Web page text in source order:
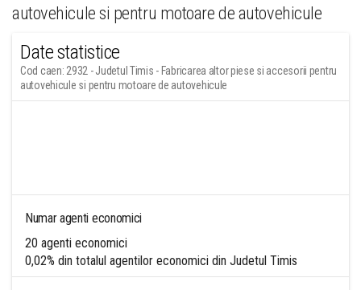
autovehicule si pentru motoare de autovehicule
Date statistice
Cod caen: 2932 - Judetul Timis - Fabricarea altor piese si accesorii pentru
autovehicule si pentru motoare de autovehicule
Numar agenti economici
20 agenti economici
0,02% din totalul agentilor economici din Judetul Timis